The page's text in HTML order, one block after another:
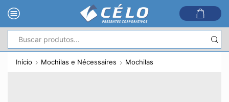
de
pesquisa
Início Mochilas e Nécessaires Mochilas